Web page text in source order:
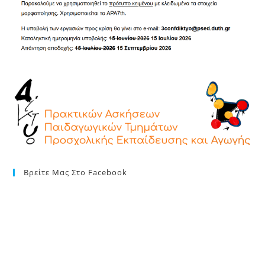
Βρείτε Μας Στο Facebook